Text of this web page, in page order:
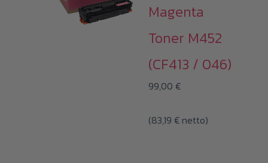
Magenta
Toner M452
(CF413 / 046)
99,00 €
(83,19 € netto)